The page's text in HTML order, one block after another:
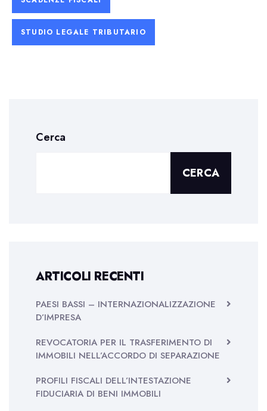
STUDIO LEGALE TRIBUTARIO
Cerca
CERCA
ARTICOLI RECENTI
PAESI BASSI – INTERNAZIONALIZZAZIONE
D’IMPRESA
REVOCATORIA PER IL TRASFERIMENTO DI
IMMOBILI NELL’ACCORDO DI SEPARAZIONE
PROFILI FISCALI DELL’INTESTAZIONE
FIDUCIARIA DI BENI IMMOBILI